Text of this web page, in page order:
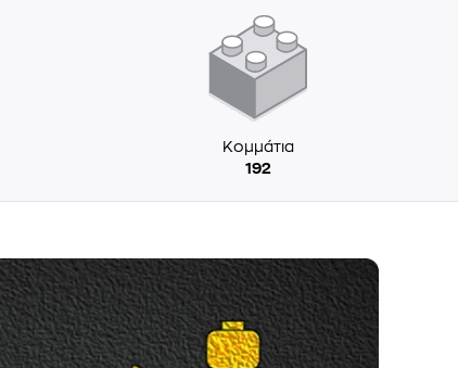
Κομμάτια
192